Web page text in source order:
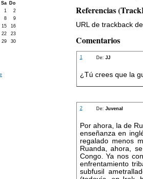
Sa
Do
1
2
8
9
15
16
22
23
29
30
Referencias
URL de trackback
Comentarios
1 De: JJ
¿Tú crees que la
2 De: Juvenal
Por ahora, la de
enseñanza en
regalado menos
Ruanda, ahora,
Congo. Ya nos
enfrentamiento
subfusil